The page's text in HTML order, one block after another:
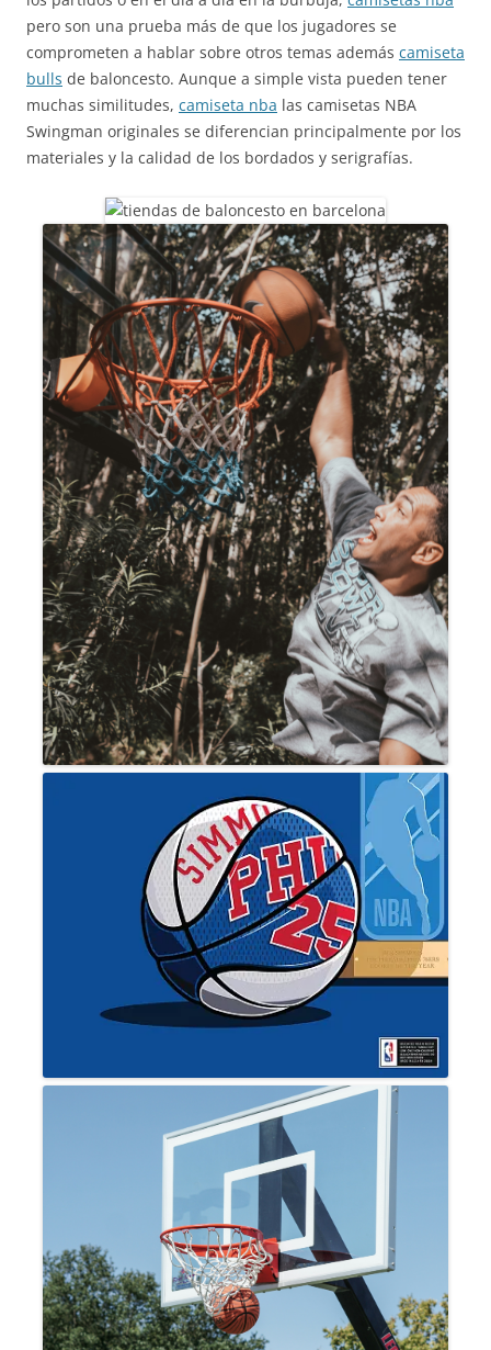
pero son una prueba más de que los jugadores se
comprometen a hablar sobre otros temas además camiseta
bulls de baloncesto. Aunque a simple vista pueden tener
muchas similitudes, camiseta nba las camisetas NBA
Swingman originales se diferencian principalmente por los
materiales y la calidad de los bordados y serigrafías.